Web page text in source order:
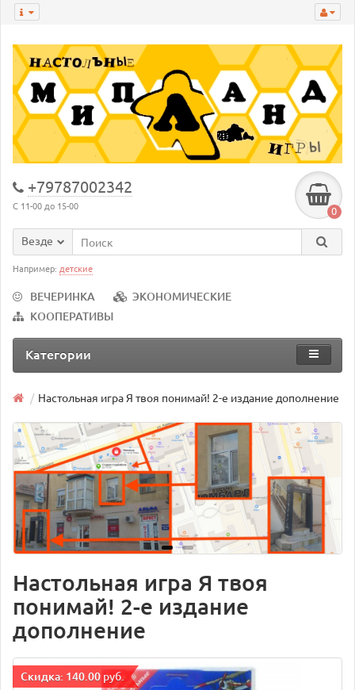
+79787002342
С 11-00 до 15-00 0
Везде
Например: детские
ВЕЧЕРИНКА
ЭКОНОМИЧЕСКИЕ
КООПЕРАТИВЫ
Категории
Настольная игра Я твоя понимай! 2-е издание дополнение
Настольная игра Я твоя
понимай! 2-е издание
дополнение
Cкидка: 140.00 руб.